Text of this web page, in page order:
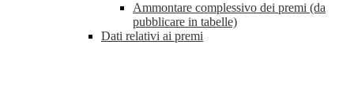
Ammontare complessivo dei premi (da
pubblicare in tabelle)
Dati relativi ai premi